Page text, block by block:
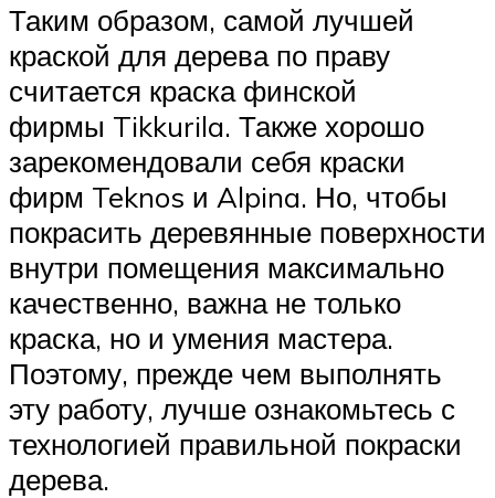
Таким образом, самой лучшей
краской для дерева по праву
считается краска финской
фирмы Tikkurila. Также хорошо
зарекомендовали себя краски
фирм Teknos и Alpina. Но, чтобы
покрасить деревянные поверхности
внутри помещения максимально
качественно, важна не только
краска, но и умения мастера.
Поэтому, прежде чем выполнять
эту работу, лучше ознакомьтесь с
технологией правильной покраски
дерева.